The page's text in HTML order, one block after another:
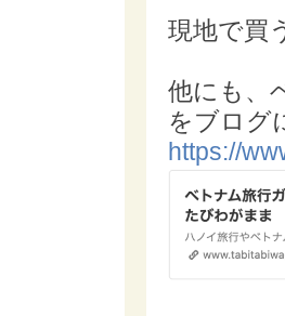
現地で買
他にも、
をブログ
https://